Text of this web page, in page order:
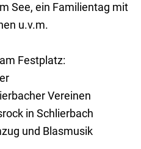
See, ein Familientag mit
u.v.m.
Festplatz:
Vereinen
in Schlierbach
und Blasmusik